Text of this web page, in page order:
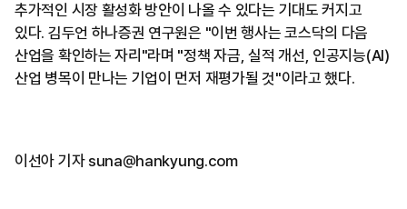
추가적인 시장 활성화 방안이 나올 수 있다는 기대도 커지고
있다. 김두언 하나증권 연구원은 "이번 행사는 코스닥의 다음
산업을 확인하는 자리"라며 "정책 자금, 실적 개선, 인공지능(AI)
산업 병목이 만나는 기업이 먼저 재평가될 것"이라고 했다.
이선아 기자 suna@hankyung.com